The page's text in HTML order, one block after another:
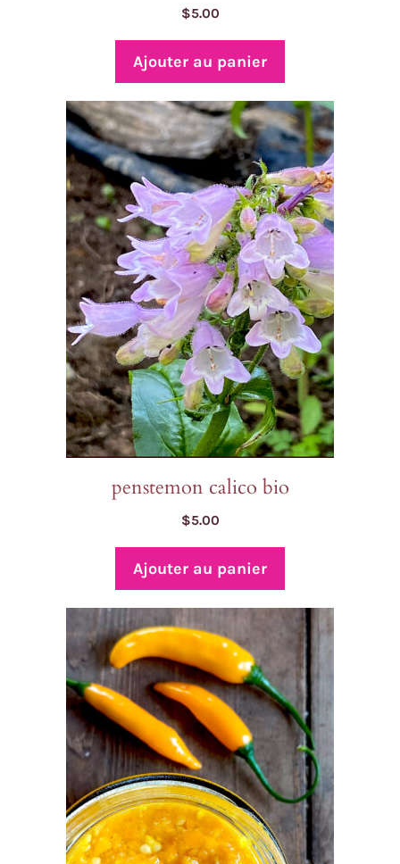
$5.00
Ajouter au panier
penstemon calico bio
$5.00
Ajouter au panier